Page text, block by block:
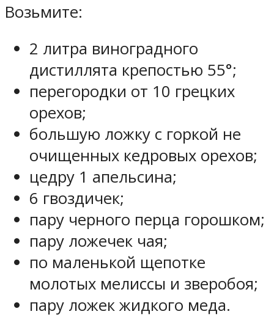
Возьмите:
2 литра виноградного
дистиллята крепостью 55°;
перегородки от 10 грецких
орехов;
большую ложку с горкой не
очищенных кедровых орехов;
цедру 1 апельсина;
6 гвоздичек;
пару черного перца горошком;
пару ложечек чая;
по маленькой щепотке
молотых мелиссы и зверобоя;
пару ложек жидкого меда.